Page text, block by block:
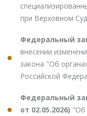
при Верховном
Федеральный
внесении
закона "Об
Российской
Федеральный
от 02.05.2026) "Об